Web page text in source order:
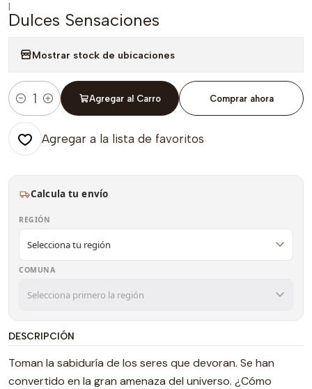
|
Dulces Sensaciones
Mostrar stock de ubicaciones
Cantidad
Agregar al Carro Comprar ahora
Agregar a la lista de favoritos
Calcula tu envío
REGIÓN
COMUNA
DESCRIPCIÓN
Toman la sabiduría de los seres que devoran. Se han
convertido en la gran amenaza del universo. ¿Cómo